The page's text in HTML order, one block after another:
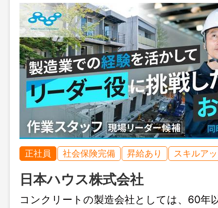
正社員 社会保険完備 昇給あり スキルア
日本ハウス株式会社
コンクリートの製造会社としては、60年